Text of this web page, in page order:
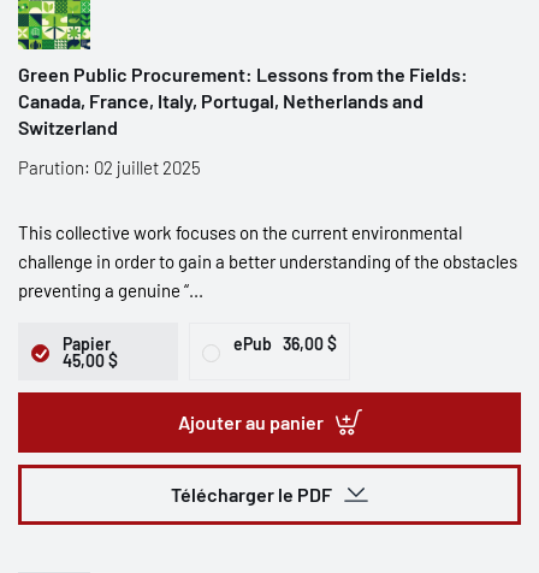
Green Public Procurement: Lessons from the Fields:
Canada, France, Italy, Portugal, Netherlands and
Switzerland
Parution: 02 juillet 2025
This collective work focuses on the current environmental
challenge in order to gain a better understanding of the obstacles
preventing a genuine “...
Papier
45,00 $
ePub 36,00 $
Ajouter au panier
Télécharger le PDF